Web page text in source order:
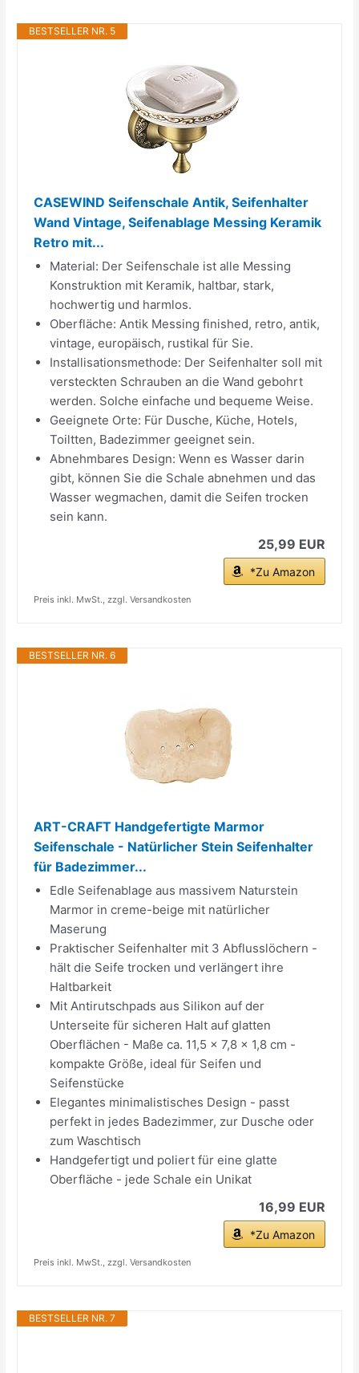
BESTSELLER NR. 5
CASEWIND Seifenschale Antik, Seifenhalter
Wand Vintage, Seifenablage Messing Keramik
Retro mit...
Material: Der Seifenschale ist alle Messing
Konstruktion mit Keramik, haltbar, stark,
hochwertig und harmlos.
Oberfläche: Antik Messing finished, retro, antik,
vintage, europäisch, rustikal für Sie.
Installisationsmethode: Der Seifenhalter soll mit
versteckten Schrauben an die Wand gebohrt
werden. Solche einfache und bequeme Weise.
Geeignete Orte: Für Dusche, Küche, Hotels,
Toiltten, Badezimmer geeignet sein.
Abnehmbares Design: Wenn es Wasser darin
gibt, können Sie die Schale abnehmen und das
Wasser wegmachen, damit die Seifen trocken
sein kann.
25,99 EUR
*Zu Amazon
Preis inkl. MwSt., zzgl. Versandkosten
BESTSELLER NR. 6
ART-CRAFT Handgefertigte Marmor
Seifenschale - Natürlicher Stein Seifenhalter
für Badezimmer...
Edle Seifenablage aus massivem Naturstein
Marmor in creme-beige mit natürlicher
Maserung
Praktischer Seifenhalter mit 3 Abflusslöchern -
hält die Seife trocken und verlängert ihre
Haltbarkeit
Mit Antirutschpads aus Silikon auf der
Unterseite für sicheren Halt auf glatten
Oberflächen - Maße ca. 11,5 x 7,8 x 1,8 cm -
kompakte Größe, ideal für Seifen und
Seifenstücke
Elegantes minimalistisches Design - passt
perfekt in jedes Badezimmer, zur Dusche oder
zum Waschtisch
Handgefertigt und poliert für eine glatte
Oberfläche - jede Schale ein Unikat
16,99 EUR
*Zu Amazon
Preis inkl. MwSt., zzgl. Versandkosten
BESTSELLER NR. 7